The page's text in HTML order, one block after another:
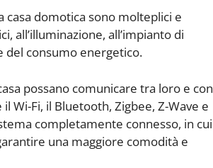
casa domotica sono molteplici e
all’illuminazione, all’impianto di
del consumo energetico.
possano comunicare tra loro e con
Wi-Fi, il Bluetooth, Zigbee, Z-Wave e
completamente connesso, in cui
una maggiore comodità e